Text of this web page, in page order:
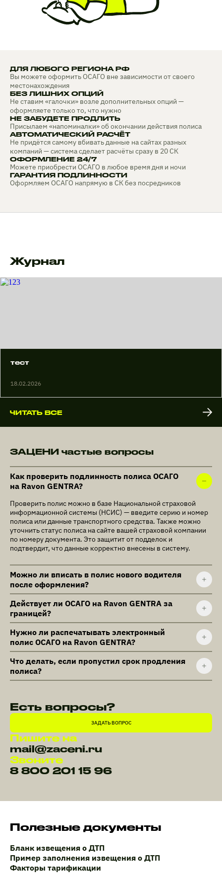
ДЛЯ ЛЮБОГО РЕГИОНА РФ
Вы можете оформить ОСАГО вне зависимости от своего
местонахождения
БЕЗ ЛИШНИХ ОПЦИЙ
Не ставим «галочки» возле дополнительных опций —
оформляете только то, что нужно
НЕ ЗАБУДЕТЕ ПРОДЛИТЬ
Присылаем «напоминалки» об окончании действия полиса
АВТОМАТИЧЕСКИЙ РАСЧЁТ
Не придётся самому вбивать данные на сайтах разных
компаний — система сделает расчёты сразу в 20 СК
ОФОРМЛЕНИЕ 24/7
Можете приобрести ОСАГО в любое время дня и ночи
ГАРАНТИЯ ПОДЛИННОСТИ
Оформляем ОСАГО напрямую в СК без посредников
Журнал
тест
18.02.2026
ЧИТАТЬ ВСЕ
ЗАЦЕНИ частые вопросы
Как проверить подлинность полиса ОСАГО
на Ravon GENTRA?
Проверить полис можно в базе Национальной страховой
информационной системы (НСИС) — введите серию и номер
полиса или данные транспортного средства. Также можно
уточнить статус полиса на сайте вашей страховой компании
по номеру документа. Это защитит от подделок и
подтвердит, что данные корректно внесены в систему.
Можно ли вписать в полис нового водителя
после оформления?
Действует ли ОСАГО на Ravon GENTRA за
границей?
Нужно ли распечатывать электронный
полис ОСАГО на Ravon GENTRA?
Что делать, если пропустил срок продления
полиса?
Есть вопросы?
ЗАДАТЬ ВОПРОС
Пишите на
mail@zaceni.ru
Звоните
8 800 201 15 96
Полезные документы
Бланк извещения о ДТП
Пример заполнения извещения о ДТП
Факторы тарификации